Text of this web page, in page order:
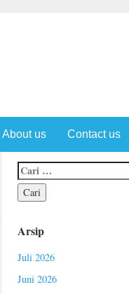
About us Contact us
Arsip
Juli 2026
Juni 2026